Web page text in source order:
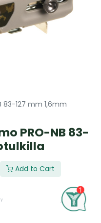
Add to Cart
Account
83-127 mm 1,6mm
PRO-NB 83-